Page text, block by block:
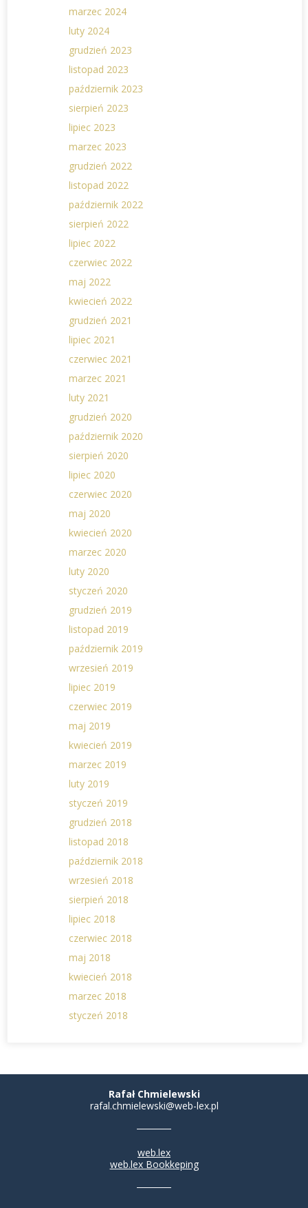
marzec 2024
luty 2024
grudzień 2023
listopad 2023
październik 2023
sierpień 2023
lipiec 2023
marzec 2023
grudzień 2022
listopad 2022
październik 2022
sierpień 2022
lipiec 2022
czerwiec 2022
maj 2022
kwiecień 2022
grudzień 2021
lipiec 2021
czerwiec 2021
marzec 2021
luty 2021
grudzień 2020
październik 2020
sierpień 2020
lipiec 2020
czerwiec 2020
maj 2020
kwiecień 2020
marzec 2020
luty 2020
styczeń 2020
grudzień 2019
listopad 2019
październik 2019
wrzesień 2019
lipiec 2019
czerwiec 2019
maj 2019
kwiecień 2019
marzec 2019
luty 2019
styczeń 2019
grudzień 2018
listopad 2018
październik 2018
wrzesień 2018
sierpień 2018
lipiec 2018
czerwiec 2018
maj 2018
kwiecień 2018
marzec 2018
styczeń 2018
Rafał Chmielewski
rafal.chmielewski@web-lex.pl
web.lex
web.lex Bookkeping